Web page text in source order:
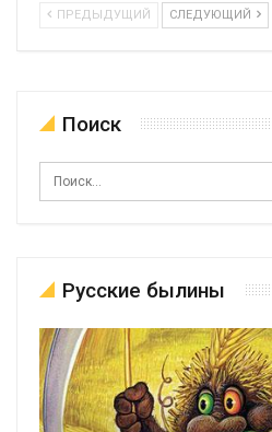
ПРЕДЫДУЩИЙ СЛЕДУЮЩИЙ
Поиск
Русские былины